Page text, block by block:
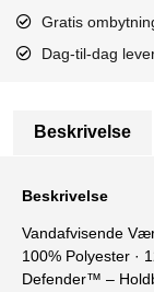
Gratis
Dag-til-dag
Beskrivelse
Beskrivelse
Vandafvisende
100% Polyester ·
Defender™ –